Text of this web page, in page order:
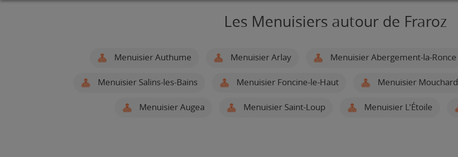
Les Menuisiers autour de Fraroz
Menuisier Authume Menuisier Arlay Menuisier Abergement-la-Ronce
Menuisier Salins-les-Bains Menuisier Foncine-le-Haut Menuisier Mouchard
Menuisier Augea Menuisier Saint-Loup Menuisier L'Étoile